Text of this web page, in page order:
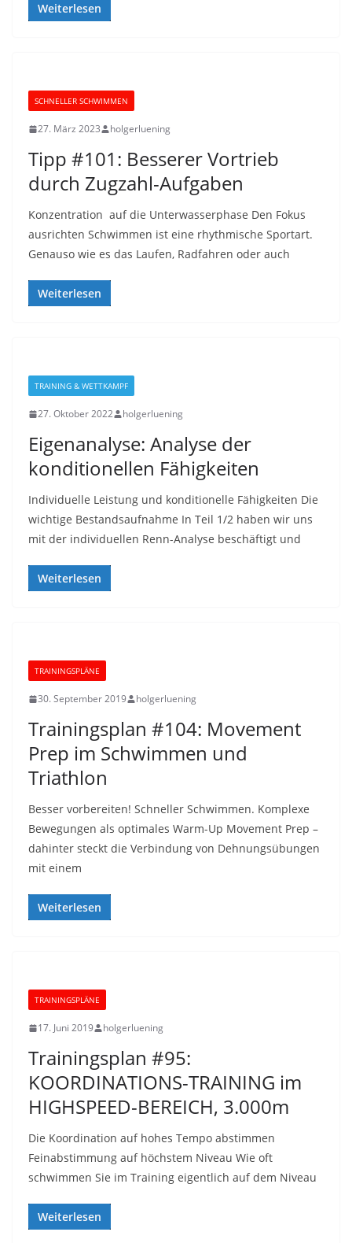
Weiterlesen
SCHNELLER SCHWIMMEN
27. März 2023 holgerluening
Tipp #101: Besserer Vortrieb
durch Zugzahl-Aufgaben
Konzentration auf die Unterwasserphase Den Fokus
ausrichten Schwimmen ist eine rhythmische Sportart.
Genauso wie es das Laufen, Radfahren oder auch
Weiterlesen
TRAINING & WETTKAMPF
27. Oktober 2022 holgerluening
Eigenanalyse: Analyse der
konditionellen Fähigkeiten
Individuelle Leistung und konditionelle Fähigkeiten Die
wichtige Bestandsaufnahme In Teil 1/2 haben wir uns
mit der individuellen Renn-Analyse beschäftigt und
Weiterlesen
TRAININGSPLÄNE
30. September 2019 holgerluening
Trainingsplan #104: Movement
Prep im Schwimmen und
Triathlon
Besser vorbereiten! Schneller Schwimmen. Komplexe
Bewegungen als optimales Warm-Up Movement Prep –
dahinter steckt die Verbindung von Dehnungsübungen
mit einem
Weiterlesen
TRAININGSPLÄNE
17. Juni 2019 holgerluening
Trainingsplan #95:
KOORDINATIONS-TRAINING im
HIGHSPEED-BEREICH, 3.000m
Die Koordination auf hohes Tempo abstimmen
Feinabstimmung auf höchstem Niveau Wie oft
schwimmen Sie im Training eigentlich auf dem Niveau
Weiterlesen